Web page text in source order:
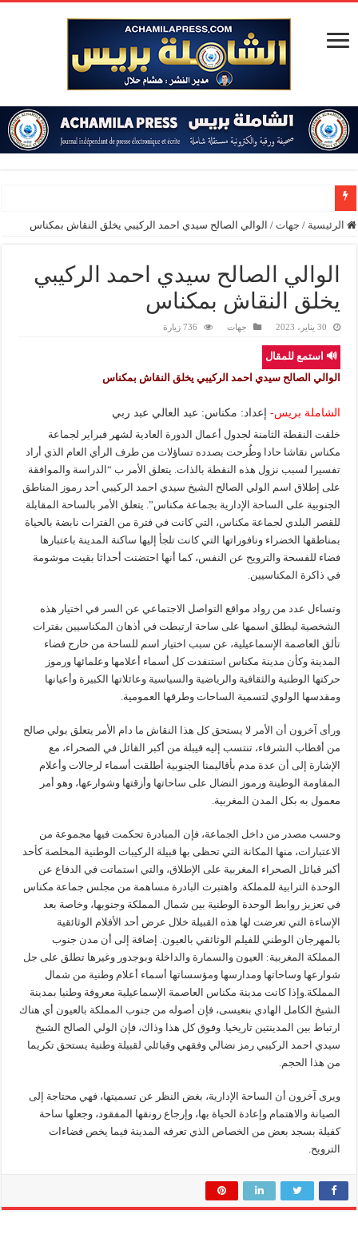
المؤسسة الدبلوماسية والمنظمة الدولية للهجرة: المغرب نموذج رائد في مقاربة
الرئيسية / جهات / الوالي الصالح سيدي احمد الركيبي يخلق النقاش بمكناس
الوالي الصالح سيدي احمد الركيبي
يخلق النقاش بمكناس
30 يناير، 2023 جهات 736 زيارة
🔊 استمع للمقال
الوالي الصالح سيدي احمد الركيبي يخلق النقاش بمكناس
الشاملة بريس- إعداد: مكناس: عبد العالي عبد ربي
خلقت النقطة الثامنة لجدول أعمال الدورة العادية لشهر فبراير لجماعة
مكناس نقاشا حادا وطُرحت بصدده تساؤلات من طرف الرأي العام الذي أراد
تفسيرا لسبب نزول هذه النقطة بالذات. يتعلق الأمر ب “الدراسة والموافقة
على إطلاق اسم الولي الصالح الشيخ سيدي احمد الركيبي أحد رموز المناطق
الجنوبية على الساحة الإدارية بجماعة مكناس”. يتعلق الأمر بالساحة المقابلة
للقصر البلدي لجماعة مكناس، التي كانت في فترة من الفترات نابضة بالحياة
بمناطقها الخضراء ونافوراتها التي كانت تلجأ إليها ساكنة المدينة باعتبارها
فضاء للفسحة والترويح عن النفس، كما أنها احتضنت أحداثا بقيت موشومة
في ذاكرة المكناسيين.
وتساءل عدد من رواد مواقع التواصل الاجتماعي عن السر في اختيار هذه
الشخصية ليطلق اسمها على ساحة ارتبطت في أذهان المكناسيين بفترات
تألق العاصمة الإسماعيلية، عن سبب اختيار اسم للساحة من خارج فضاء
المدينة وكأن مدينة مكناس استنفدت كل أسماء أعلامها وعلمائها ورموز
حركتها الوطنية والثقافية والرياضية والسياسية وعائلاتها الكبيرة وأعيانها
ومقدسها الولوي لتسمية الساحات وطرقها العمومية.
ورأى آخرون أن الأمر لا يستحق كل هذا النقاش ما دام الأمر يتعلق بولي صالح
من أقطاب الشرفاء، تنتسب إليه قيبلة من أكبر القائل في الصحراء، مع
الإشارة إلى أن عدة مدم بأقاليمنا الجنوبية أطلقت أسماء لرجالات وأعلام
المقاومة الوطينة ورموز النضال على ساحاتها وأزقتها وشوارعها، وهو أمر
معمول به بكل المدن المغربية.
وحسب مصدر من داخل الجماعة، فإن المبادرة تحكمت فيها مجموعة من
الاعتبارات، منها المكانة التي تحظى بها قبيلة الركيبات الوطنية المخلصة كأحد
أكبر قبائل الصحراء المغربية على الإطلاق، والتي استماتت في الدفاع عن
الوحدة الترابية للمملكة. واهتبرت البادرة مساهمة من مجلس جماعة مكناس
في تعزيز روابط الوحدة الوطنية بين شمال المملكة وجنوبها، وخاصة بعد
الإساءة التي تعرضت لها هذه القبيلة خلال عرض أحد الأفلام الوثائقية
بالمهرجان الوطني للفيلم الوثائقي بالعيون. إضافة إلى أن مدن جنوب
المملكة المغربية: العيون والسمارة والداخلة وبوجدور وغيرها تطلق على جل
شوارعها وساحاتها ومدارسها ومؤسساتها أسماء أعلام وطنية من شمال
المملكة.وإذا كانت مدينة مكناس العاصمة الإسماعيلية معروفة وطنيا بمدينة
الشيخ الكامل الهادي بنعيسى، فإن أصوله من جنوب المملكة بالعيون أي هناك
ارتباط بين المدينتين تاريخيا. وفوق كل هذا وذاك، فإن الولي الصالح الشيخ
سيدي احمد الركيبي رمز نضالي وفقهي وقبائلي لقبيلة وطنية يستحق تكريما
من هذا الحجم.
ويرى آخرون أن الساحة الإدارية، بغض النظر عن تسميتها، فهي محتاجة إلى
الصيانة والاهتمام وإعادة الحياة بها، وإرجاع رونقها المفقود، وجعلها ساحة
كفيلة بسجد بعض من الخصاص الذي تعرفه المدينة فيما يخص فضاءات
الترويح.